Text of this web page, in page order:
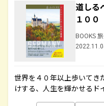
道しる
１００
BOOKS
世界を４０年以上歩いてき
けする、人生を輝かせるド